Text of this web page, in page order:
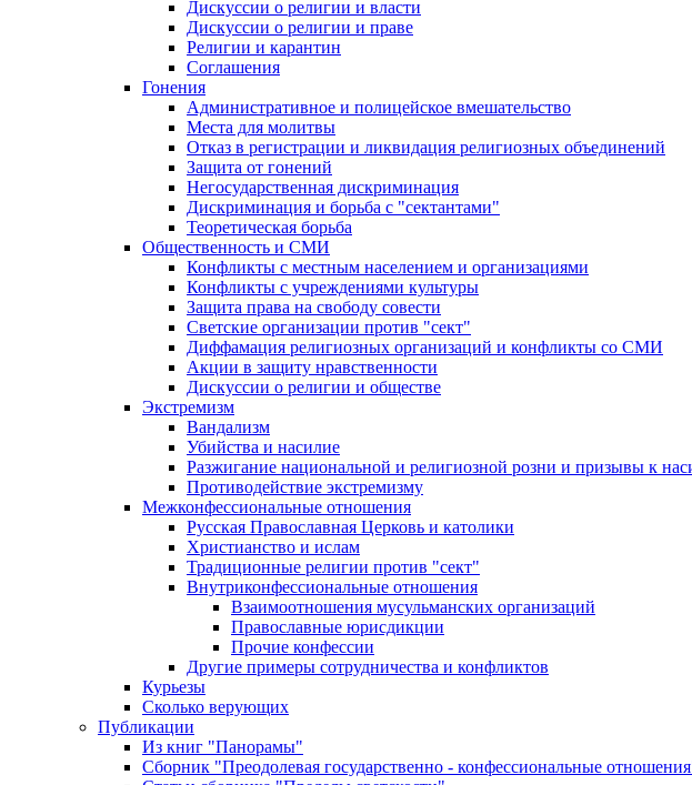
Дискуссии о религии и власти
Дискуссии о религии и праве
Религии и карантин
Соглашения
Гонения
Административное и полицейское вмешательство
Места для молитвы
Отказ в регистрации и ликвидация религиозных объединений
Защита от гонений
Негосударственная дискриминация
Дискриминация и борьба с "сектантами"
Теоретическая борьба
Общественность и СМИ
Конфликты с местным населением и организациями
Конфликты с учреждениями культуры
Защита права на свободу совести
Светские организации против "сект"
Диффамация религиозных организаций и конфликты со СМИ
Акции в защиту нравственности
Дискуссии о религии и обществе
Экстремизм
Вандализм
Убийства и насилие
Разжигание национальной и религиозной розни и призывы к
Противодействие экстремизму
Межконфессиональные отношения
Русская Православная Церковь и католики
Христианство и ислам
Традиционные религии против "сект"
Внутриконфессиональные отношения
Взаимоотношения мусульманских организаций
Православные юрисдикции
Прочие конфессии
Другие примеры сотрудничества и конфликтов
Курьезы
Сколько верующих
Публикации
Из книг "Панорамы"
Сборник "Преодолевая государственно - конфессиональные